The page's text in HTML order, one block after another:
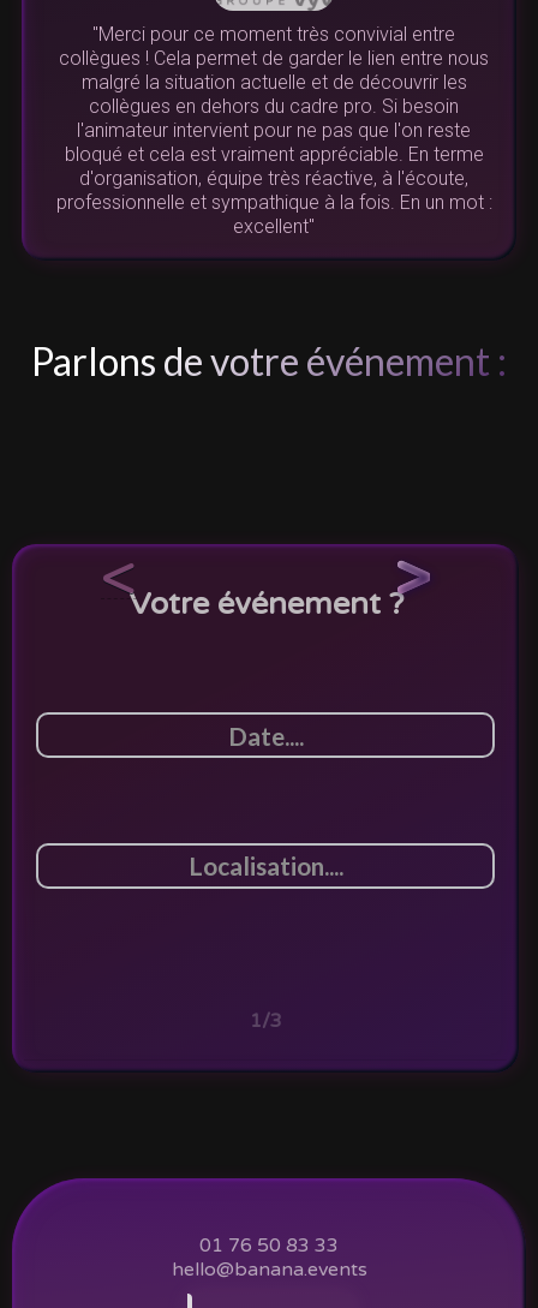
"Merci pour ce moment très convivial entre
collègues ! Cela permet de garder le lien entre nous
malgré la situation actuelle et de découvrir les
collègues en dehors du cadre pro. Si besoin
l'animateur intervient pour ne pas que l'on reste
bloqué et cela est vraiment appréciable. En terme
d'organisation, équipe très réactive, à l'écoute,
professionnelle et sympathique à la fois. En un mot :
excellent"
Parlons de votre événement :
Votre événement ?
1/3
< >
01 76 50 83 33
hello@banana.events